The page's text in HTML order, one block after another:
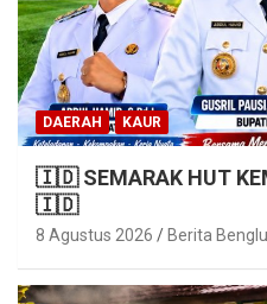
DAERAH KAUR
🇮🇩 SEMARAK HUT
🇮🇩
8 Agustus 2026 Berita